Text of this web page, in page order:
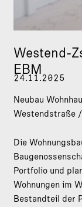
Westend-
EBM
24.11.2025
Neubau
Westendstraße
Die
Portfolio und
Wohnungen im
Bestandteil der